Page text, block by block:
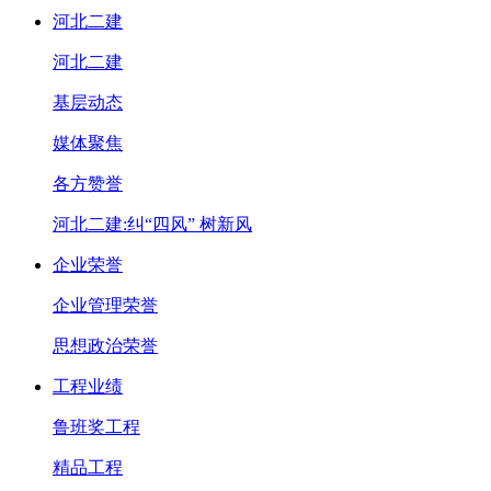
河北二建
河北二建
基层动态
媒体聚焦
各方赞誉
河北二建:纠“四风” 树新风
企业荣誉
企业管理荣誉
思想政治荣誉
工程业绩
鲁班奖工程
精品工程